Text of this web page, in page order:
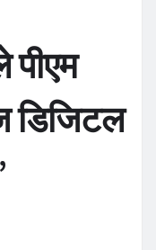
पीएम
डिजिटल